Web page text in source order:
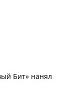
Бит» нанял